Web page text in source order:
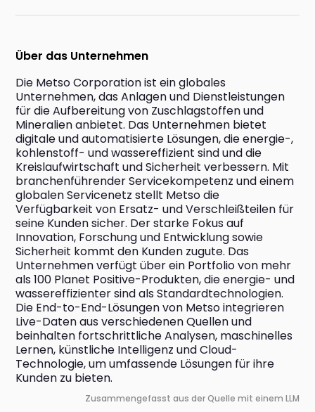
Über das Unternehmen
Die Metso Corporation ist ein globales
Unternehmen, das Anlagen und Dienstleistungen
für die Aufbereitung von Zuschlagstoffen und
Mineralien anbietet. Das Unternehmen bietet
digitale und automatisierte Lösungen, die energie-,
kohlenstoff- und wassereffizient sind und die
Kreislaufwirtschaft und Sicherheit verbessern. Mit
branchenführender Servicekompetenz und einem
globalen Servicenetz stellt Metso die
Verfügbarkeit von Ersatz- und Verschleißteilen für
seine Kunden sicher. Der starke Fokus auf
Innovation, Forschung und Entwicklung sowie
Sicherheit kommt den Kunden zugute. Das
Unternehmen verfügt über ein Portfolio von mehr
als 100 Planet Positive-Produkten, die energie- und
wassereffizienter sind als Standardtechnologien.
Die End-to-End-Lösungen von Metso integrieren
Live-Daten aus verschiedenen Quellen und
beinhalten fortschrittliche Analysen, maschinelles
Lernen, künstliche Intelligenz und Cloud-
Technologie, um umfassende Lösungen für ihre
Kunden zu bieten.
Zusammengefasst aus der Quelle mit einem LLM